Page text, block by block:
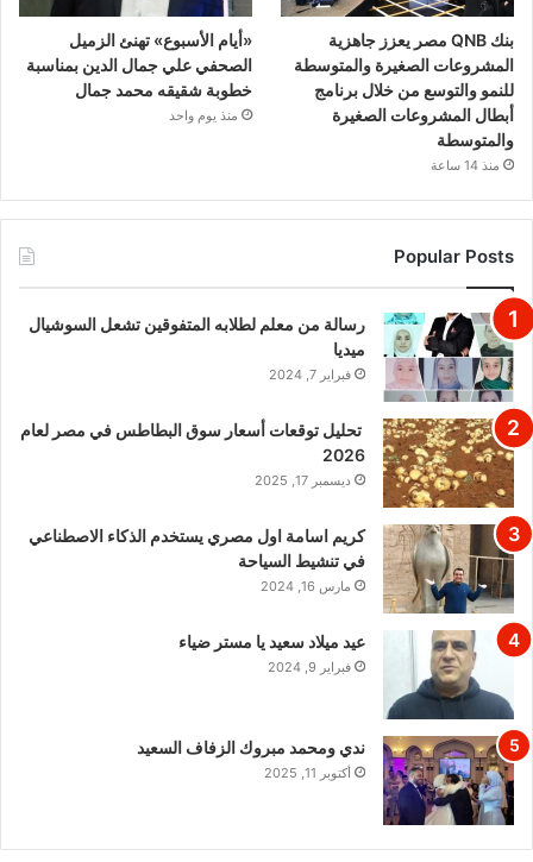
بنك QNB مصر يعزز جاهزية
المشروعات الصغيرة والمتوسطة
للنمو والتوسع من خلال برنامج
أبطال المشروعات الصغيرة
والمتوسطة
منذ 14 ساعة
«أيام الأسبوع» تهنئ الزميل
الصحفي علي جمال الدين بمناسبة
خطوبة شقيقه محمد جمال
منذ يوم واحد
Popular Posts
رسالة من معلم لطلابه المتفوقين تشعل السوشيال
ميديا
فبراير 7, 2024
تحليل توقعات أسعار سوق البطاطس في مصر لعام
2026
ديسمبر 17, 2025
كريم اسامة اول مصري يستخدم الذكاء الاصطناعي
في تنشيط السياحة
مارس 16, 2024
عيد ميلاد سعيد يا مستر ضياء
فبراير 9, 2024
ندي ومحمد مبروك الزفاف السعيد
أكتوبر 11, 2025